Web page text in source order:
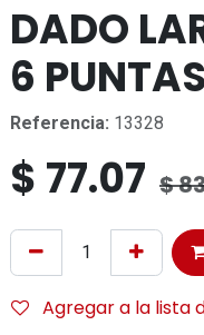
DADO
6
Referencia: 13328
$ 77.07 $
Agregar a la lista